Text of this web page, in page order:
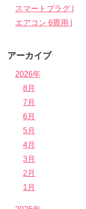
スマートプラグ |
エアコン 6畳用 |
アーカイブ
2026年
8月
7月
6月
5月
4月
3月
2月
1月